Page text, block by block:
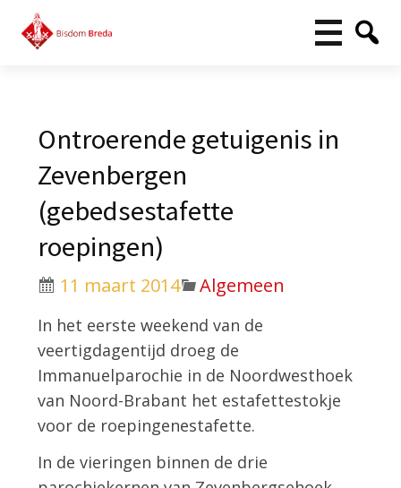
Ontroerende getuigenis in
Zevenbergen
(gebedsestafette
roepingen)
11 maart 2014 Algemeen
In het eerste weekend van de
veertigdagentijd droeg de
Immanuelparochie in de Noordwesthoek
van Noord-Brabant het estafettestokje
voor de roepingenestafette.
In de vieringen binnen de drie